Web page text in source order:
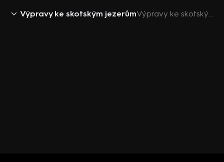
Výpravy ke skotským jezerům Výpravy ke skotským jezerům III (1) - upoutávka